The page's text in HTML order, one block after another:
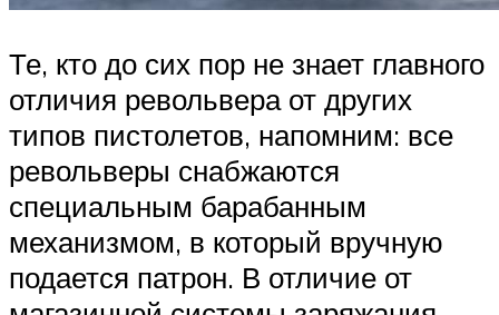
Те, кто до сих пор не знает главного
отличия револьвера от других
типов пистолетов, напомним: все
револьверы снабжаются
специальным барабанным
механизмом, в который вручную
подается патрон. В отличие от